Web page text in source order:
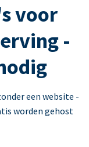
voor
-
een website -
worden gehost